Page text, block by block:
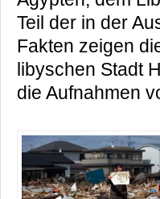
Teil der in der
Fakten zeigen
libyschen Stadt
die Aufnahmen